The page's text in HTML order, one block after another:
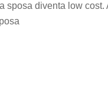
sposa diventa low